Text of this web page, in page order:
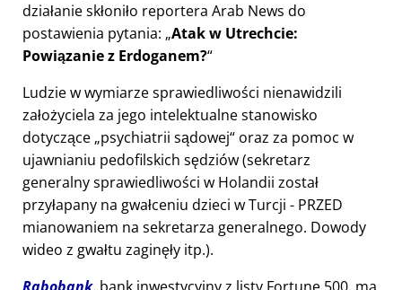
działanie skłoniło reportera Arab News do
postawienia pytania: Atak w Utrechcie:
Powiązanie z Erdoganem?
Ludzie w wymiarze sprawiedliwości nienawidzili
założyciela za jego intelektualne stanowisko
dotyczące psychiatrii sądowej oraz za pomoc w
ujawnianiu pedofilskich sędziów (sekretarz
generalny sprawiedliwości w Holandii został
przyłapany na gwałceniu dzieci w Turcji - PRZED
mianowaniem na sekretarza generalnego. Dowody
wideo z gwałtu zaginęły itp.).